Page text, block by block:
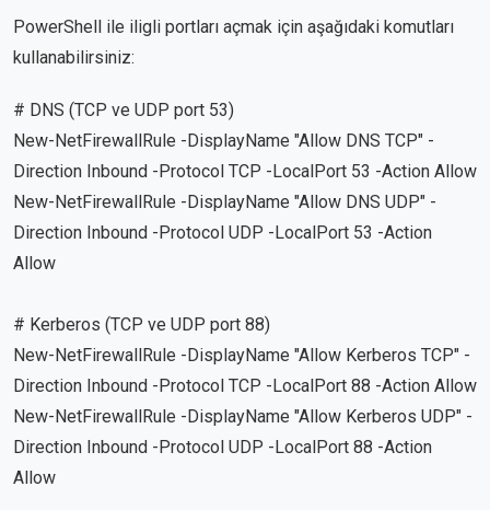
PowerShell ile iligli portları açmak için aşağıdaki komutları
kullanabilirsiniz:
# DNS (TCP ve UDP port 53)
New-NetFirewallRule -DisplayName "Allow DNS TCP" -
Direction Inbound -Protocol TCP -LocalPort 53 -Action Allow
New-NetFirewallRule -DisplayName "Allow DNS UDP" -
Direction Inbound -Protocol UDP -LocalPort 53 -Action
Allow
# Kerberos (TCP ve UDP port 88)
New-NetFirewallRule -DisplayName "Allow Kerberos TCP" -
Direction Inbound -Protocol TCP -LocalPort 88 -Action Allow
New-NetFirewallRule -DisplayName "Allow Kerberos UDP" -
Direction Inbound -Protocol UDP -LocalPort 88 -Action
Allow